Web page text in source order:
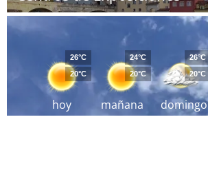
hoy
26°C
20°C
mañana
24°C
20°C
domingo
26°C
20°C